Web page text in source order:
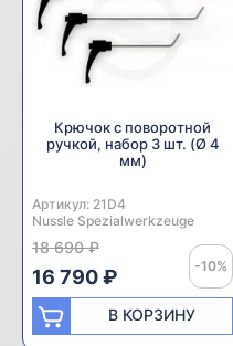
Крючок с поворотной
ручкой, набор 3 шт. (Ø 4
мм)
Артикул: 21D4
Производитель:
Nussle Spezialwerkzeuge
18 690 ₽
-10%
16 790 ₽
В КОРЗИНУ